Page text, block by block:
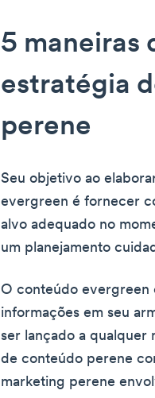
5 maneiras
estratégia
perene
Seu objetivo ao
evergreen é fornecer
alvo adequado no
um planejamento
O conteúdo evergreen
informações em seu
ser lançado a qualquer
de conteúdo perene
marketing perene